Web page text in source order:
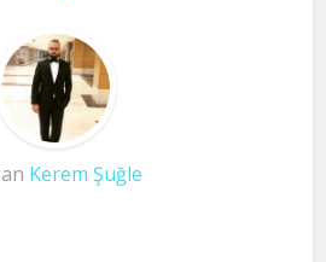
Kerem Şuğle